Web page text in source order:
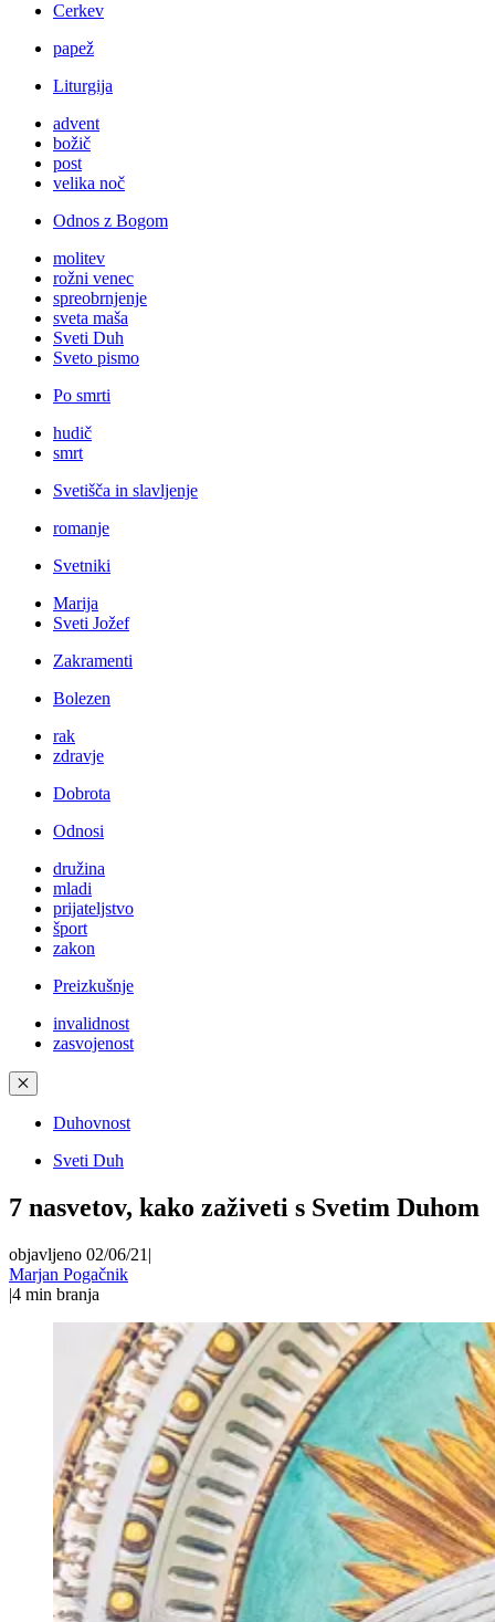
Cerkev
papež
Liturgija
advent
božič
post
velika noč
Odnos z Bogom
molitev
rožni venec
spreobrnjenje
sveta maša
Sveti Duh
Sveto pismo
Po smrti
hudič
smrt
Svetišča in slavljenje
romanje
Svetniki
Marija
Sveti Jožef
Zakramenti
Bolezen
rak
zdravje
Dobrota
Odnosi
družina
mladi
prijateljstvo
šport
zakon
Preizkušnje
invalidnost
zasvojenost
✕
Duhovnost
Sveti Duh
7 nasvetov, kako zaživeti s Svetim Duhom
objavljeno 02/06/21 |
Marjan Pogačnik
|4 min branja